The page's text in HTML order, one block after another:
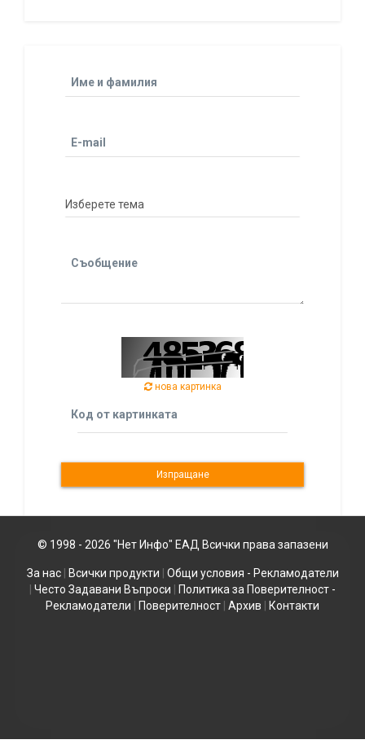
Име и фамилия
E-mail
Съобщение
нова картинка
Код от картинката
© 1998 - 2026 "Нет Инфо" ЕАД Всички права запазени
За нас| Всички продукти
Общи условия - Рекламодатели
Често Задавани Въпроси
Политика за Поверителност -
Рекламодатели
Поверителност Архив Контакти